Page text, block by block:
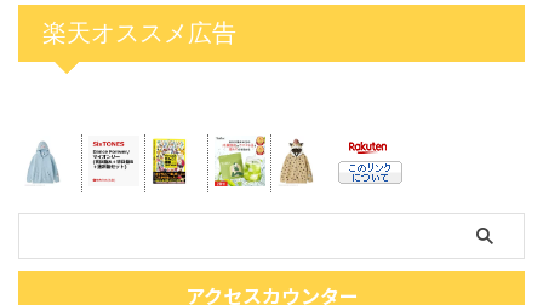
楽天オススメ広告
アクセスカウンター